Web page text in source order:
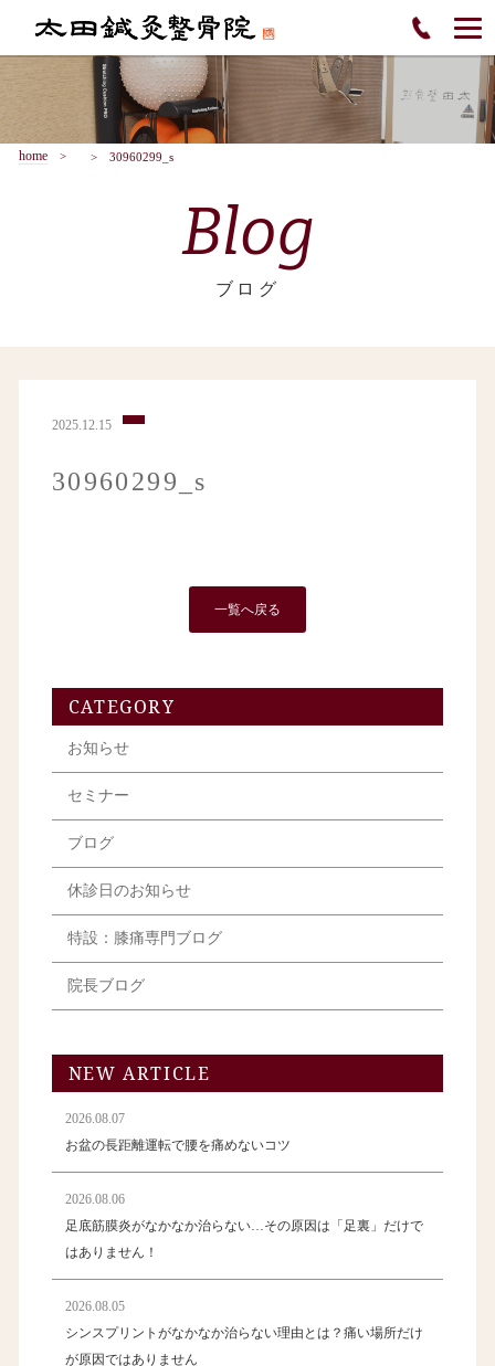
home 30960299_s
Blog
ブログ
2025.12.15
30960299_s
一覧へ戻る
CATEGORY
お知らせ
セミナー
ブログ
休診日のお知らせ
特設：膝痛専門ブログ
院長ブログ
NEW ARTICLE
2026.08.07
お盆の長距離運転で腰を痛めないコツ
2026.08.06
足底筋膜炎がなかなか治らない…その原因は「足裏」だけで
はありません！
2026.08.05
シンスプリントがなかなか治らない理由とは？痛い場所だけ
が原因ではありません